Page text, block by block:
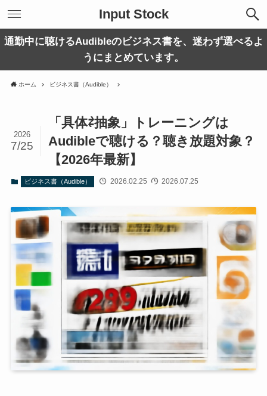
Input Stock
通勤中に聴けるAudibleのビジネス書を、迷わず選べるよ
うにまとめています。
ホーム ビジネス書（Audible）
「具体⇄抽象」トレーニングは
Audibleで聴ける？聴き放題対象？
【2026年最新】
2026
7/25
ビジネス書（Audible） 2026.02.25 2026.07.25